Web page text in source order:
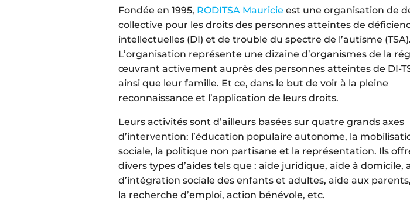
Fondée en 1995, RODITSA Mauricie est une organisation de
collective pour les droits des personnes atteintes de
intellectuelles (DI) et de trouble du spectre de l’autisme (TSA).
L’organisation représente une dizaine d’organismes de la
œuvrant activement auprès des personnes atteintes de DI-
ainsi que leur famille. Et ce, dans le but de voir à la pleine
reconnaissance et l’application de leurs droits.
Leurs activités sont d’ailleurs basées sur quatre grands axes
d’intervention: l’éducation populaire autonome, la
sociale, la politique non partisane et la représentation. Ils
divers types d’aides tels que : aide juridique, aide à domicile,
d’intégration sociale des enfants et adultes, aide aux
la recherche d’emploi, action bénévole, etc.